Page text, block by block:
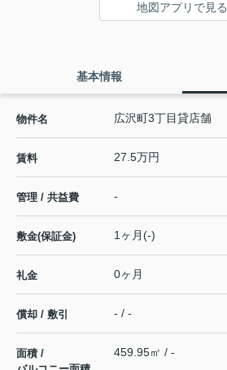
地図アプリで見る
基本情報
物件名 広沢町3丁目貸店舗
賃料 27.5万円
管理 / 共益費 -
敷金(保証金) 1ヶ月(-)
礼金 0ヶ月
償却 / 敷引 - / -
面積 /
459.95㎡ / -